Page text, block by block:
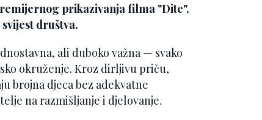
prikazivanja filma "Dite",
društva.
ali duboko važna — svako
okruženje. Kroz dirljivu priču,
brojna djeca bez adekvatne
na razmišljanje i djelovanje.